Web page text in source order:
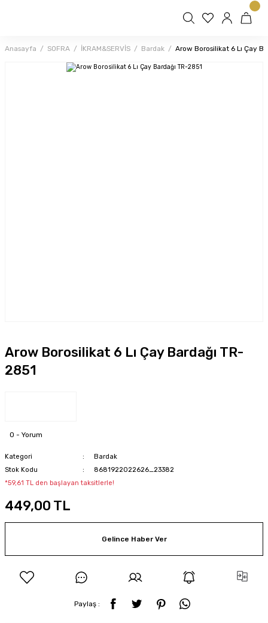
Anasayfa SOFRA İKRAM&SERVİS Bardak Arow Borosilikat 6 Lı Çay
Arow Borosilikat 6 Lı Çay Bardağı TR-
2851
0 - Yorum
Kategori
Bardak
Stok Kodu
8681922022626_23382
*59,61 TL den başlayan taksitlerle!
449,00 TL
Gelince Haber Ver
Paylaş :